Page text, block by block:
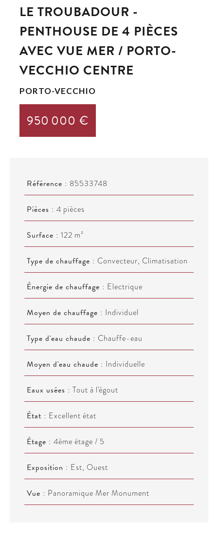
LE TROUBADOUR -
PENTHOUSE DE 4 PIÈCES
AVEC VUE MER / PORTO-
VECCHIO CENTRE
PORTO-VECCHIO
950 000 €
Référence 85533748
Pièces 4 pièces
Surface 122 m²
Type de chauffage Convecteur, Climatisation
Énergie de chauffage Electrique
Moyen de chauffage Individuel
Type d'eau chaude Chauffe-eau
Moyen d'eau chaude Individuelle
Eaux usées Tout à l'égout
État Excellent état
Étage 4ème étage / 5
Exposition Est, Ouest
Vue Panoramique Mer Monument